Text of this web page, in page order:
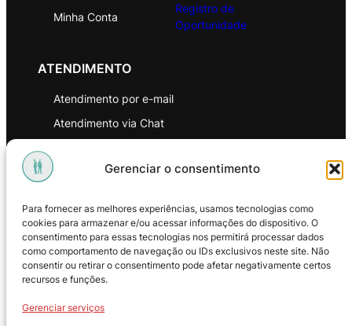
Gerenciar o consentimento
Para fornecer as melhores experiências, usamos tecnologias como
cookies para armazenar e/ou acessar informações do dispositivo. O
consentimento para essas tecnologias nos permitirá processar dados
como comportamento de navegação ou IDs exclusivos neste site. Não
consentir ou retirar o consentimento pode afetar negativamente certos
recursos e funções.
Gerenciar serviços
Minha Conta
Registro de
Oportunidade
ATENDIMENTO
Atendimento por e-mail
Atendimento via Chat
Política de Privacidade
Política de Troca e Devoluções
Política de Reembolso